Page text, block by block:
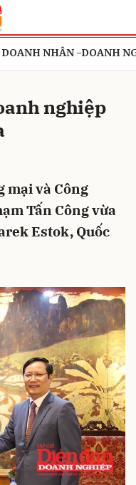
DOANH NHÂN -DOANH
nghiệp
mại và Công
Tấn Công vừa
Estok, Quốc
Hủy Gửi